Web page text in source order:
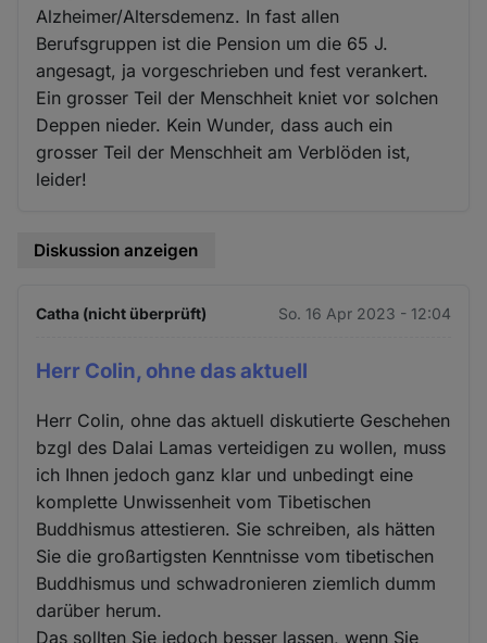
Alzheimer/Altersdemenz. In fast allen
Berufsgruppen ist die Pension um die 65 J.
angesagt, ja vorgeschrieben und fest verankert.
Ein grosser Teil der Menschheit kniet vor solchen
Deppen nieder. Kein Wunder, dass auch ein
grosser Teil der Menschheit am Verblöden ist,
leider!
Diskussion anzeigen
Catha (nicht überprüft) So. 16 Apr 2023 - 12:04
Herr Colin, ohne das aktuell
Herr Colin, ohne das aktuell diskutierte Geschehen
bzgl des Dalai Lamas verteidigen zu wollen, muss
ich Ihnen jedoch ganz klar und unbedingt eine
komplette Unwissenheit vom Tibetischen
Buddhismus attestieren. Sie schreiben, als hätten
Sie die großartigsten Kenntnisse vom tibetischen
Buddhismus und schwadronieren ziemlich dumm
darüber herum.
Das sollten Sie jedoch besser lassen, wenn Sie